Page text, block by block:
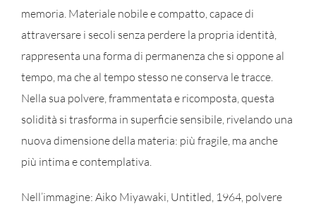
memoria. Materiale nobile e compatto, capace di
attraversare i secoli senza perdere la propria identità,
rappresenta una forma di permanenza che si oppone al
tempo, ma che al tempo stesso ne conserva le tracce.
Nella sua polvere, frammentata e ricomposta, questa
solidità si trasforma in superficie sensibile, rivelando una
nuova dimensione della materia: più fragile, ma anche
più intima e contemplativa.
Nell’immagine: Aiko Miyawaki, Untitled, 1964, polvere